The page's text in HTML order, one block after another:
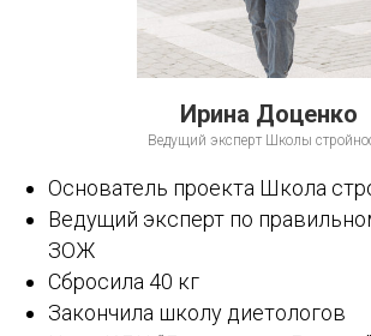
Ирина Доценко
Ведущий эксперт Школы
Основатель проекта Школа
Ведущий эксперт по
ЗОЖ
Сбросила 40 кг
Закончила школу диетологов